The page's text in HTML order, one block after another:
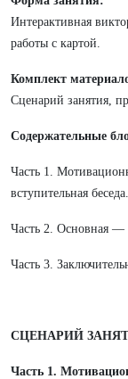
Интерактивная
работы с картой.
Комплект
Сценарий занятия,
Содержательные
Часть 1.
вступительная беседа.
Часть 2. Основная —
Часть 3.
СЦЕНАРИЙ
Часть 1.